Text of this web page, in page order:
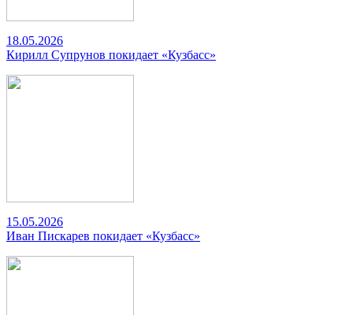
18.05.2026
Кирилл Супрунов покидает «Кузбасс»
15.05.2026
Иван Пискарев покидает «Кузбасс»